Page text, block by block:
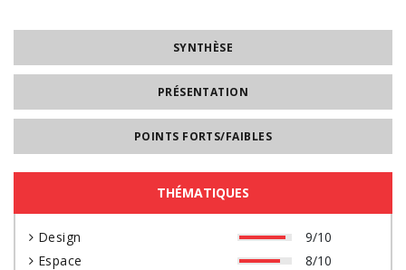
SYNTHÈSE
PRÉSENTATION
POINTS FORTS/FAIBLES
THÉMATIQUES
Design
9/10
Espace
8/10